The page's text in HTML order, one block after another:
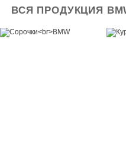
ВСЯ ПРОДУКЦИЯ